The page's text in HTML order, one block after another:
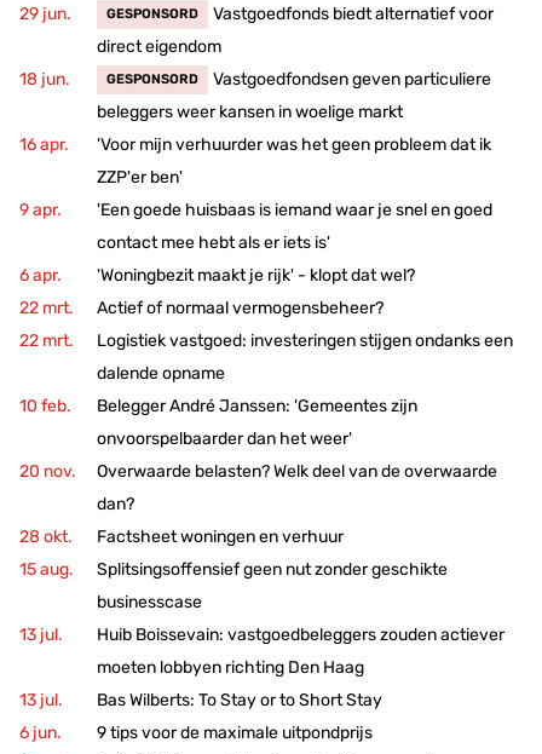
GESPONSORD
Vastgoedfonds biedt alternatief voor
direct eigendom
GESPONSORD
Vastgoedfondsen geven particuliere
beleggers weer kansen in woelige markt
'Voor mijn verhuurder was het geen probleem dat ik
ZZP'er ben'
'Een goede huisbaas is iemand waar je snel en goed
contact mee hebt als er iets is'
'Woningbezit maakt je rijk' - klopt dat wel?
Actief of normaal vermogensbeheer?
Logistiek vastgoed: investeringen stijgen ondanks een
dalende opname
Belegger André Janssen: 'Gemeentes zijn
onvoorspelbaarder dan het weer'
Overwaarde belasten? Welk deel van de overwaarde
dan?
Factsheet woningen en verhuur
Splitsingsoffensief geen nut zonder geschikte
businesscase
Huib Boissevain: vastgoedbeleggers zouden actiever
moeten lobbyen richting Den Haag
Bas Wilberts: To Stay or to Short Stay
9 tips voor de maximale uitpondprijs